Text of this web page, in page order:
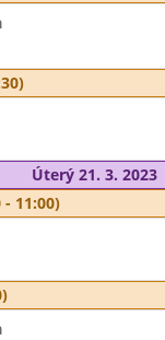
Úterý 21. 3. 2023
11:00)